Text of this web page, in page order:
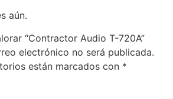
aún.
“Contractor Audio T-720A”
electrónico no será publicada.
están marcados con *